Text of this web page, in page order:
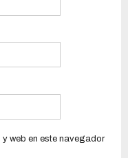
web en este navegador